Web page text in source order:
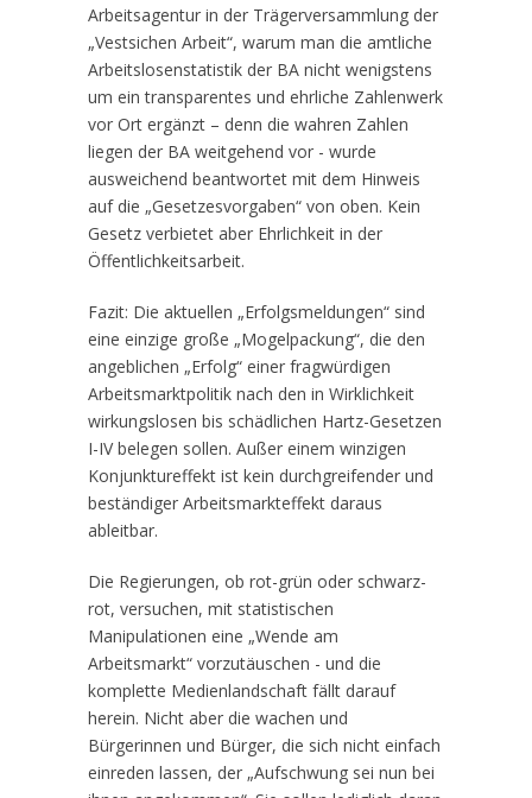
Arbeitsagentur in der Trägerversammlung der
„Vestsichen Arbeit“, warum man die amtliche
Arbeitslosenstatistik der BA nicht wenigstens
um ein transparentes und ehrliche Zahlenwerk
vor Ort ergänzt – denn die wahren Zahlen
liegen der BA weitgehend vor - wurde
ausweichend beantwortet mit dem Hinweis
auf die „Gesetzesvorgaben“ von oben. Kein
Gesetz verbietet aber Ehrlichkeit in der
Öffentlichkeitsarbeit.
Fazit: Die aktuellen „Erfolgsmeldungen“ sind
eine einzige große „Mogelpackung“, die den
angeblichen „Erfolg“ einer fragwürdigen
Arbeitsmarktpolitik nach den in Wirklichkeit
wirkungslosen bis schädlichen Hartz-Gesetzen
I-IV belegen sollen. Außer einem winzigen
Konjunktureffekt ist kein durchgreifender und
beständiger Arbeitsmarkteffekt daraus
ableitbar.
Die Regierungen, ob rot-grün oder schwarz-
rot, versuchen, mit statistischen
Manipulationen eine „Wende am
Arbeitsmarkt“ vorzutäuschen - und die
komplette Medienlandschaft fällt darauf
herein. Nicht aber die wachen und
Bürgerinnen und Bürger, die sich nicht einfach
einreden lassen, der „Aufschwung sei nun bei